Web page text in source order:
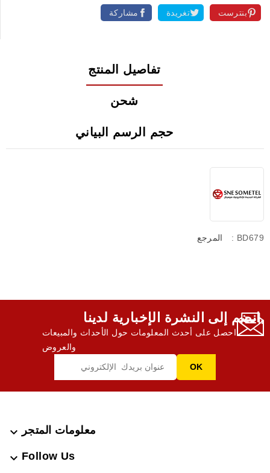
مشاركة تغريدة بنترست
تفاصيل المنتج
شحن
حجم الرسم البياني
المرجع : BD679
انضم إلى النشرة الإخبارية لدينا,
احصل على أحدث المعلومات حول الأحداث والمبيعات
والعروض
معلومات المتجر 
Follow Us
